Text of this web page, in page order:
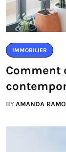
IMMOBILIER
Comment
BYAMANDA